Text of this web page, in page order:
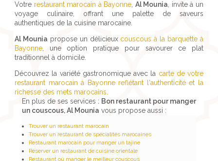
Votre restaurant marocain à Bayonne Al Mounia , invite à un
voyage culinaire, offrant une palette de saveurs
authentiques de la cuisine marocaine.
Al Mounia propose un délicieux couscous à la barquette à
Bayonne , une option pratique pour savourer ce plat
traditionnel à domicile.
Découvrez la variété gastronomique avec la carte de votre
restaurant marocain à Bayonne reflétant l'authenticité et la
richesse des mets marocains.
En plus de ses services : Bon restaurant pour manger
un couscous, Al Mounia vous propose aussi :
Trouver un restaurant marocain
Trouver un restaurant de spécialités marocaines
Restaurant marocain pour manger un tajine
Réserver un restaurant de cuisine orientale
Restaurant où manger le meilleur couscous